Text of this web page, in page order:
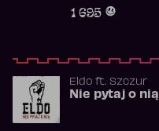
1 695
Eldoft. Szczur
Nie pytaj o nią